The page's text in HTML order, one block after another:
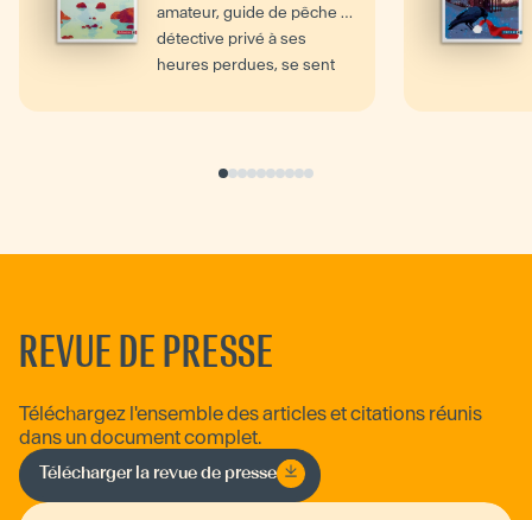
amateur, guide de pêche et
détective privé à ses
heures perdues, se sent
REVUE DE PRESSE
Téléchargez l'ensemble des articles et citations réunis
dans un document complet.
Télécharger la revue de presse